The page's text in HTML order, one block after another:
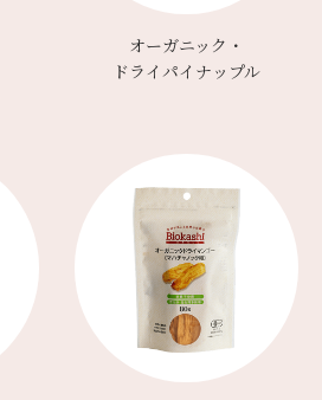
オーガニック・
ドライパイナップル